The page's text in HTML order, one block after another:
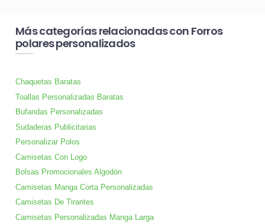
Más categorías relacionadas con Forros
polares personalizados
Chaquetas Baratas
Toallas Personalizadas Baratas
Bufandas Personalizadas
Sudaderas Publicitarias
Personalizar Polos
Camisetas Con Logo
Bolsas Promocionales Algodón
Camisetas Manga Corta Personalizadas
Camisetas De Tirantes
Camisetas Personalizadas Manga Larga